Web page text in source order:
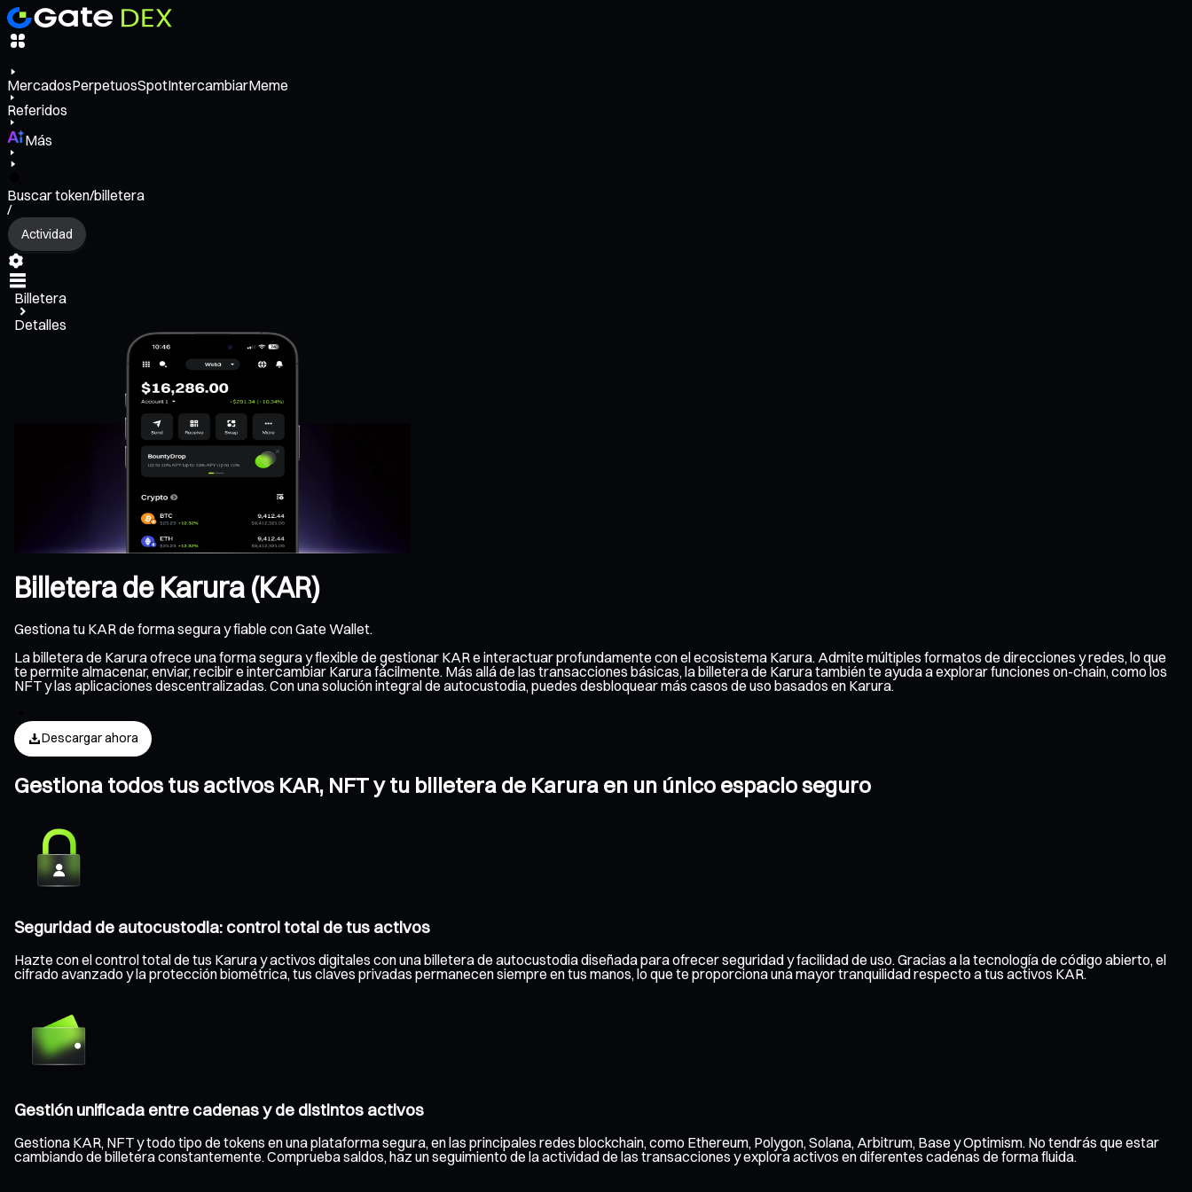
MercadosPerpetuosSpotIntercambiarMeme
Referidos
Más
Buscar token/billetera
/
Actividad
Billetera
Detalles
Billetera de Karura (KAR)
Gestiona tu KAR de forma segura y fiable con Gate Wallet.
La billetera de Karura ofrece una forma segura y flexible de gestionar KAR e interactuar profundamente con el ecosistema Karura. Admite múltiples formatos de direcciones y redes, lo que
te permite almacenar, enviar, recibir e intercambiar Karura fácilmente. Más allá de las transacciones básicas, la billetera de Karura también te ayuda a explorar funciones on-chain, como los
NFT y las aplicaciones descentralizadas. Con una solución integral de autocustodia, puedes desbloquear más casos de uso basados en Karura.
Descargar ahora
Gestiona todos tus activos KAR, NFT y tu billetera de Karura en un único espacio seguro
Seguridad de autocustodia: control total de tus activos
Hazte con el control total de tus Karura y activos digitales con una billetera de autocustodia diseñada para ofrecer seguridad y facilidad de uso. Gracias a la tecnología de código abierto, el
cifrado avanzado y la protección biométrica, tus claves privadas permanecen siempre en tus manos, lo que te proporciona una mayor tranquilidad respecto a tus activos KAR.
Gestión unificada entre cadenas y de distintos activos
Gestiona KAR, NFT y todo tipo de tokens en una plataforma segura, en las principales redes blockchain, como Ethereum, Polygon, Solana, Arbitrum, Base y Optimism. No tendrás que estar
cambiando de billetera constantemente. Comprueba saldos, haz un seguimiento de la actividad de las transacciones y explora activos en diferentes cadenas de forma fluida.